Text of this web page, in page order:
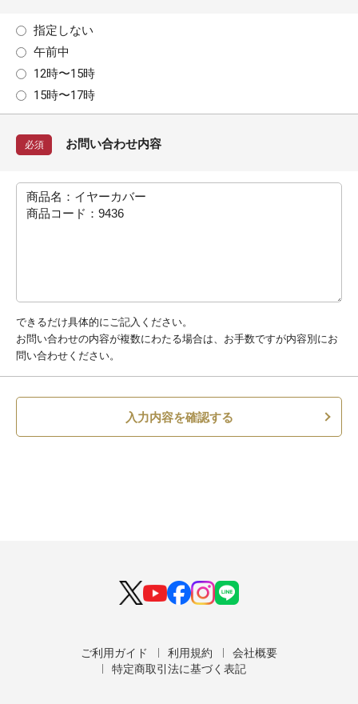
指定しない
午前中
12時〜15時
15時〜17時
必須 お問い合わせ内容
できるだけ具体的にご記入ください。
お問い合わせの内容が複数にわたる場合は、お手数ですが内容別にお
問い合わせください。
入力内容を確認する
ご利用ガイド 利用規約
会社概要
特定商取引法に基づく表記